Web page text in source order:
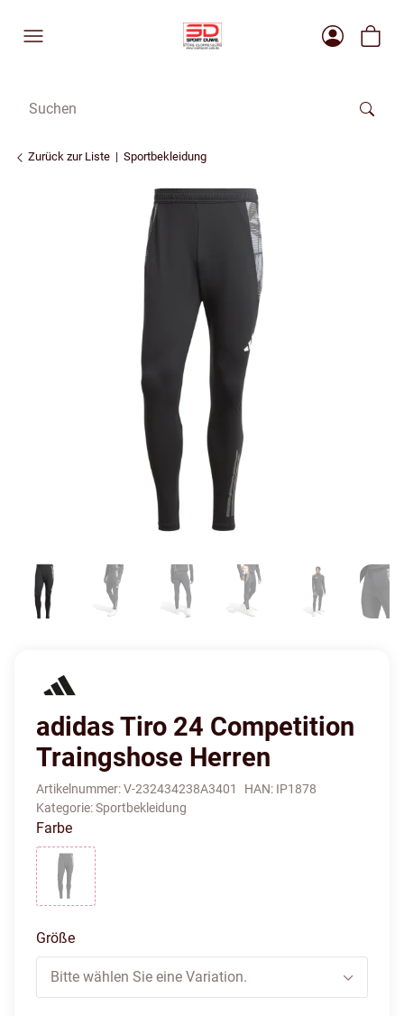
Zurück zur Liste Sportbekleidung
adidas Tiro 24 Competition
Traingshose Herren
Artikelnummer:V-232434238A3401 HAN: IP1878
Kategorie:Sportbekleidung
Farbe
Größe
Bitte wählen Sie eine Variation.